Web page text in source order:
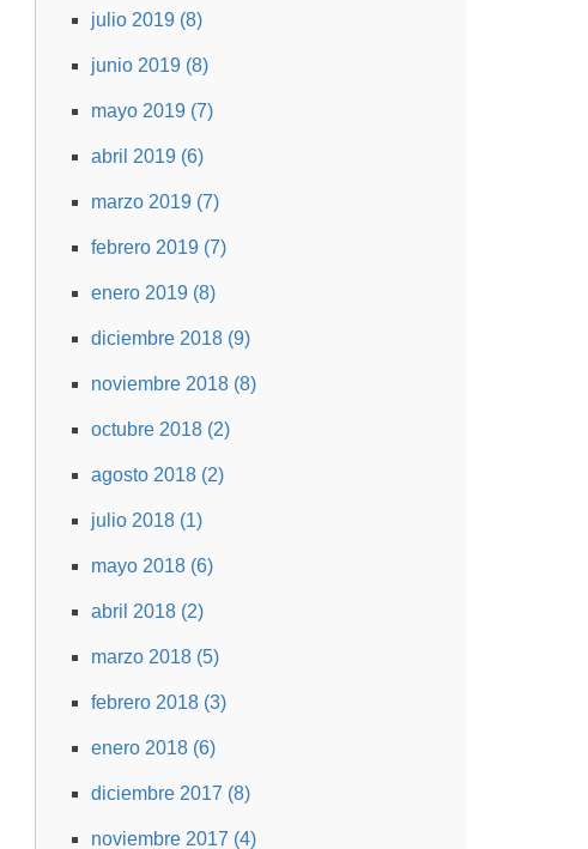
julio 2019 (8)
junio 2019 (8)
mayo 2019 (7)
abril 2019 (6)
marzo 2019 (7)
febrero 2019 (7)
enero 2019 (8)
diciembre 2018 (9)
noviembre 2018 (8)
octubre 2018 (2)
agosto 2018 (2)
julio 2018 (1)
mayo 2018 (6)
abril 2018 (2)
marzo 2018 (5)
febrero 2018 (3)
enero 2018 (6)
diciembre 2017 (8)
noviembre 2017 (4)